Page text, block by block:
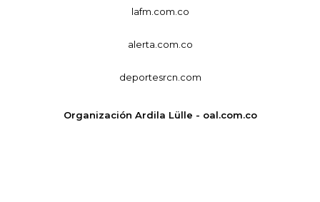
lafm.com.co
alerta.com.co
deportesrcn.com
Organización Ardila Lülle - oal.com.co